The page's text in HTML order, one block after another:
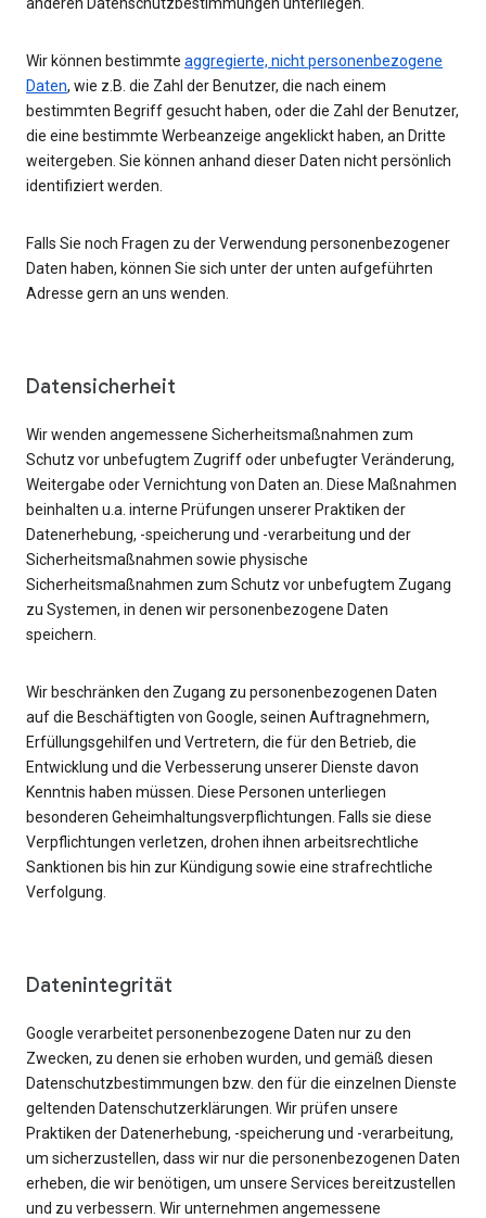
Wir können bestimmte aggregierte, nicht personenbezogene
Daten, wie z.B. die Zahl der Benutzer, die nach einem
bestimmten Begriff gesucht haben, oder die Zahl der Benutzer,
die eine bestimmte Werbeanzeige angeklickt haben, an Dritte
weitergeben. Sie können anhand dieser Daten nicht persönlich
identifiziert werden.
Falls Sie noch Fragen zu der Verwendung personenbezogener
Daten haben, können Sie sich unter der unten aufgeführten
Adresse gern an uns wenden.
Datensicherheit
Wir wenden angemessene Sicherheitsmaßnahmen zum
Schutz vor unbefugtem Zugriff oder unbefugter Veränderung,
Weitergabe oder Vernichtung von Daten an. Diese Maßnahmen
beinhalten u.a. interne Prüfungen unserer Praktiken der
Datenerhebung, -speicherung und -verarbeitung und der
Sicherheitsmaßnahmen sowie physische
Sicherheitsmaßnahmen zum Schutz vor unbefugtem Zugang
zu Systemen, in denen wir personenbezogene Daten
speichern.
Wir beschränken den Zugang zu personenbezogenen Daten
auf die Beschäftigten von Google, seinen Auftragnehmern,
Erfüllungsgehilfen und Vertretern, die für den Betrieb, die
Entwicklung und die Verbesserung unserer Dienste davon
Kenntnis haben müssen. Diese Personen unterliegen
besonderen Geheimhaltungsverpflichtungen. Falls sie diese
Verpflichtungen verletzen, drohen ihnen arbeitsrechtliche
Sanktionen bis hin zur Kündigung sowie eine strafrechtliche
Verfolgung.
Datenintegrität
Google verarbeitet personenbezogene Daten nur zu den
Zwecken, zu denen sie erhoben wurden, und gemäß diesen
Datenschutzbestimmungen bzw. den für die einzelnen Dienste
geltenden Datenschutzerklärungen. Wir prüfen unsere
Praktiken der Datenerhebung, -speicherung und -verarbeitung,
um sicherzustellen, dass wir nur die personenbezogenen Daten
erheben, die wir benötigen, um unsere Services bereitzustellen
und zu verbessern. Wir unternehmen angemessene